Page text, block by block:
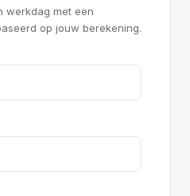
werkdag met een
op jouw berekening.